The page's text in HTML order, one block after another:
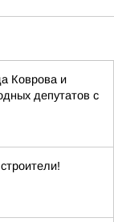
Коврова и
депутатов с